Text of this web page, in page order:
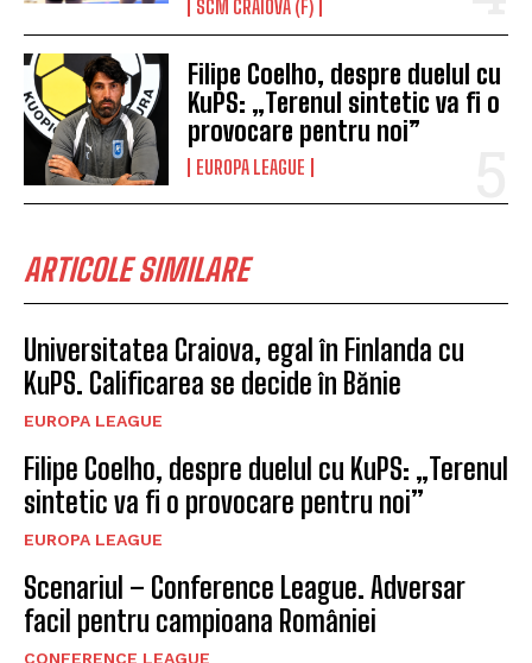
SCM CRAIOVA (F)
Filipe Coelho, despre duelul cu
KuPS: „Terenul sintetic va fi o
provocare pentru noi”
EUROPA LEAGUE
ARTICOLE SIMILARE
Universitatea Craiova, egal în Finlanda cu
KuPS. Calificarea se decide în Bănie
EUROPA LEAGUE
Filipe Coelho, despre duelul cu KuPS: „Terenul
sintetic va fi o provocare pentru noi”
EUROPA LEAGUE
Scenariul – Conference League. Adversar
facil pentru campioana României
CONFERENCE LEAGUE